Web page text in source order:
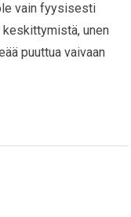
vain fyysisesti
unen
puuttua vaivaan